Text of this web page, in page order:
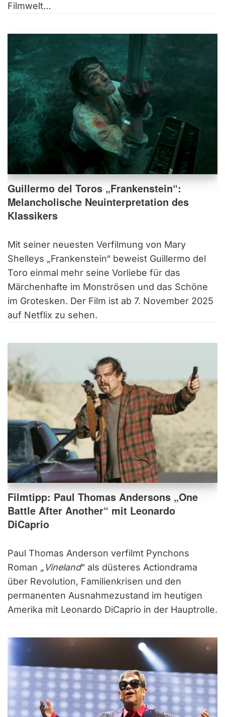
Filmwelt…
Guillermo del Toros „Frankenstein“:
Melancholische Neuinterpretation des
Klassikers
Mit seiner neuesten Verfilmung von Mary
Shelleys „Frankenstein“ beweist Guillermo del
Toro einmal mehr seine Vorliebe für das
Märchenhafte im Monströsen und das Schöne
im Grotesken. Der Film ist ab 7. November 2025
auf Netflix zu sehen.
Filmtipp: Paul Thomas Andersons „One
Battle After Another“ mit Leonardo
DiCaprio
Paul Thomas Anderson verfilmt Pynchons
Roman „Vineland“ als düsteres Actiondrama
über Revolution, Familienkrisen und den
permanenten Ausnahmezustand im heutigen
Amerika mit Leonardo DiCaprio in der Hauptrolle.